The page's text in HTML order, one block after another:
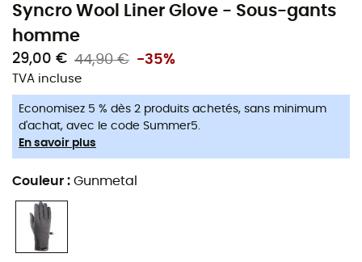
Syncro Wool Liner Glove - Sous-gants
homme
29,00 € 44,90 € -35%
TVA incluse
Economisez 5 % dès 2 produits achetés, sans minimum
d'achat, avec le code Summer5.
En savoir plus
Couleur : Gunmetal